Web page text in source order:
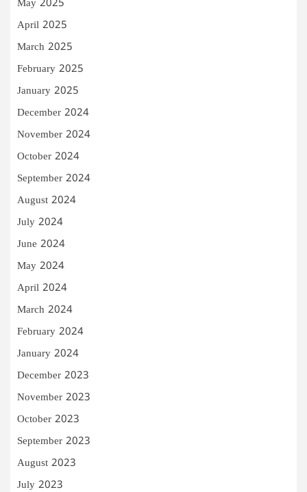
May 2025
April 2025
March 2025
February 2025
January 2025
December 2024
November 2024
October 2024
September 2024
August 2024
July 2024
June 2024
May 2024
April 2024
March 2024
February 2024
January 2024
December 2023
November 2023
October 2023
September 2023
August 2023
July 2023